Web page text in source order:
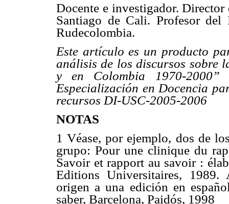
Docente e investigador.
Santiago de Cali. Profesor
Rudecolombia.
Este artículo es un producto
análisis de los discursos sobre
y en Colombia 1970-
Especialización en Docencia
recursos DI-USC-2005-2006
NOTAS
1 Véase, por ejemplo, dos de
grupo: Pour une clinique du
Savoir et rapport au savoir :
Editions Universitaires,
origen a una edición en
saber, Barcelona, Paidós, 1998